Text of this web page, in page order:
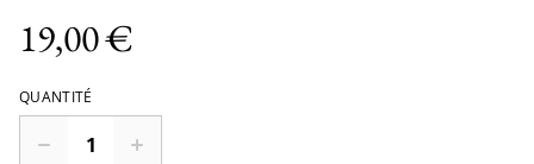
19,00 €
QUANTITÉ